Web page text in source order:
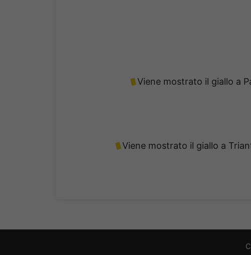
Viene mostrato il giallo a
Viene mostrato il giallo a